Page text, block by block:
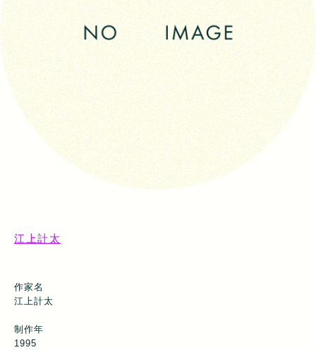
江上計太
作家名
江上計太
制作年
1995